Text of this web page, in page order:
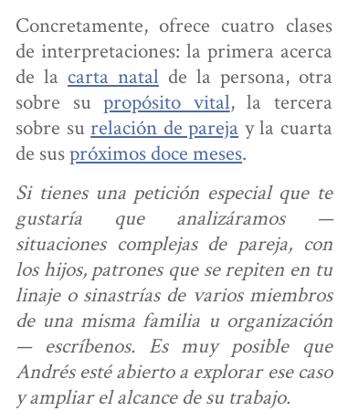
Concretamente, ofrece cuatro clases
de interpretaciones: la primera acerca
de la carta natalde la persona, otra
sobre supropósito vital, la tercera
sobre surelación de pareja y la cuarta
de suspróximos doce meses.
Si tienes una petición especial que te
gustaría que analizáramos —
situaciones complejas de pareja, con
los hijos, patrones que se repiten en tu
linaje o sinastrías de varios miembros
de una misma familia u organización
— escríbenos. Es muy posible que
Andrés esté abierto a explorar ese caso
y ampliar el alcance de su trabajo.